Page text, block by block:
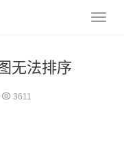
无法排序
3611